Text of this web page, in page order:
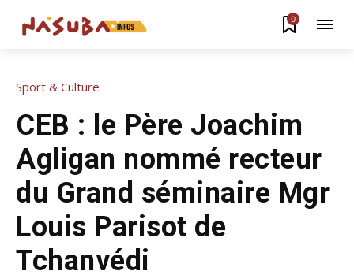
0
Sport & Culture
CEB : le Père Joachim
Agligan nommé recteur
du Grand séminaire Mgr
Louis Parisot de
Tchanvédi